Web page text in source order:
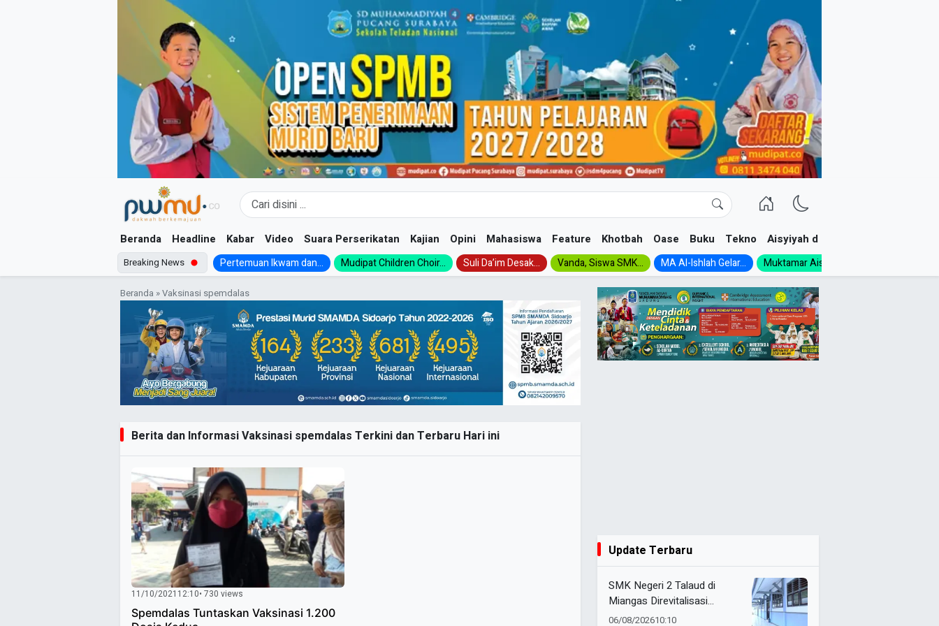
Beranda Headline Kabar Video Suara Perserikatan Kajian Opini Mahasiswa Feature Khotbah Oase Buku Tekno Aisyiyah dan NA
Breaking News Pertemuan Ikwam dan... Mudipat Children Choir... Suli Da’im Desak... Vanda, Siswa SMK... MA Al-Ishlah Gelar... Muktamar Aisyiyah 1926:...
Beranda »Vaksinasi spemdalas
Berita dan Informasi Vaksinasi spemdalas Terkini dan Terbaru Hari ini
11/10/2021 12:10• 730 views
Spemdalas Tuntaskan Vaksinasi 1.200
Update Terbaru
SMK Negeri 2 Talaud di
Miangas Direvitalisasi
Setelah 21 Tahun, Pendidikan
06/08/202610:10